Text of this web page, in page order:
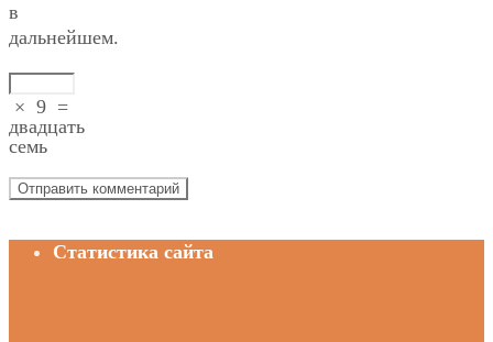
в
дальнейшем.
× 9 =
двадцать
семь
Статистика сайта